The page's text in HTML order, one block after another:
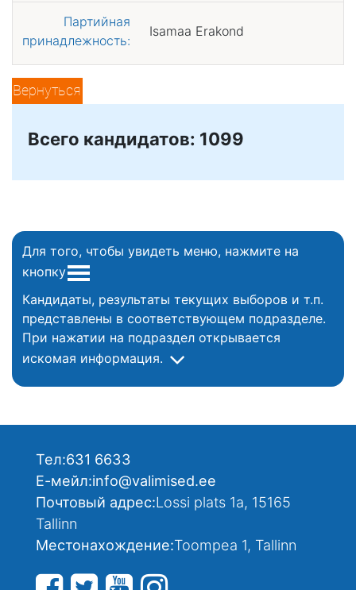
Партийная
принадлежность:
Isamaa Erakond
Вернуться
Всего кандидатов: 1099
Для того, чтобы увидеть меню, нажмите на
кнопку
Кандидаты, результаты текущих выборов и т.п.
представлены в соответствующем подразделе.
При нажатии на подраздел открывается
искомая информация.
Тел:631 6633
Е-мейл:info@valimised.ee
Почтовый адрес:Lossi plats 1a, 15165
Tallinn
Местонахождение:Toompea 1, Tallinn